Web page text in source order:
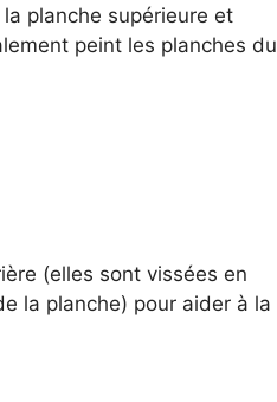
planche supérieure et
peint les planches du
(elles sont vissées en
la planche) pour aider à la